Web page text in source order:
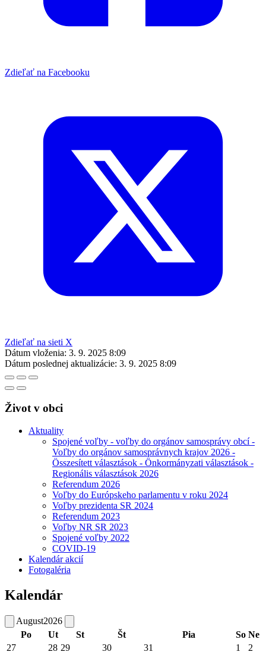
Zdieľať na Facebooku
Zdieľať na sieti X
Dátum vloženia: 3. 9. 2025 8:09
Dátum poslednej aktualizácie: 3. 9. 2025 8:09
Život v obci
Aktuality
Spojené voľby - voľby do orgánov samosprávy obcí -
Voľby do orgánov samosprávnych krajov 2026 -
Összesített választások - Önkormányzati választások -
Regionális választások 2026
Referendum 2026
Voľby do Európskeho parlamentu v roku 2024
Voľby prezidenta SR 2024
Referendum 2023
Voľby NR SR 2023
Spojené voľby 2022
COVID-19
Kalendár akcií
Fotogaléria
Kalendár
August2026
Po
Ut St Št Pia So Ne
27
28 29 30 31 1 2